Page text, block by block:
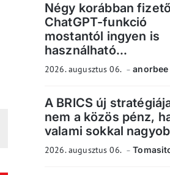
Négy korábban
ChatGPT-funkció
mostantól ingyen is
használható...
2026. augusztus 06. anorbee
A BRICS új
nem a közös pénz,
valami sokkal
2026. augusztus 06.